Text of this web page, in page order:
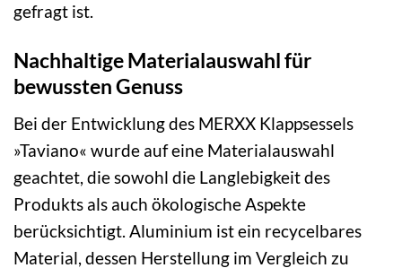
gefragt ist.
Nachhaltige Materialauswahl für
bewussten Genuss
Bei der Entwicklung des MERXX Klappsessels
»Taviano« wurde auf eine Materialauswahl
geachtet, die sowohl die Langlebigkeit des
Produkts als auch ökologische Aspekte
berücksichtigt. Aluminium ist ein recycelbares
Material, dessen Herstellung im Vergleich zu